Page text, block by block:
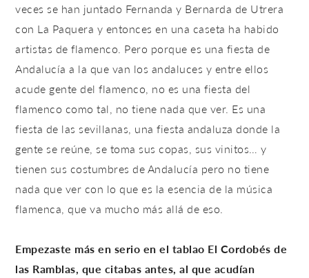
veces se han juntado Fernanda y Bernarda de Utrera
con La Paquera y entonces en una caseta ha habido
artistas de flamenco. Pero porque es una fiesta de
Andalucía a la que van los andaluces y entre ellos
acude gente del flamenco, no es una fiesta del
flamenco como tal, no tiene nada que ver. Es una
fiesta de las sevillanas, una fiesta andaluza donde la
gente se reúne, se toma sus copas, sus vinitos… y
tienen sus costumbres de Andalucía pero no tiene
nada que ver con lo que es la esencia de la música
flamenca, que va mucho más allá de eso.
Empezaste más en serio en el tablao El Cordobés de
las Ramblas, que citabas antes, al que acudían